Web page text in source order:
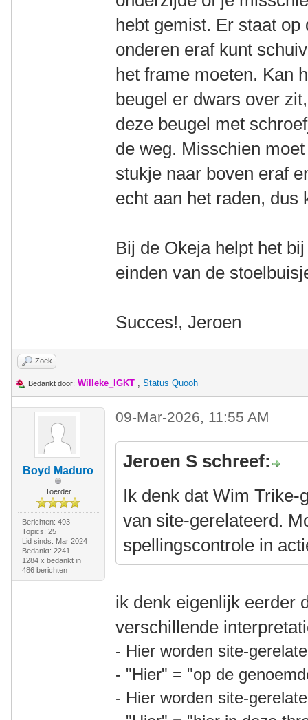
hebt gemist. Er staat
onderen eraf kunt
het frame moeten. Kan
beugel er dwars over
deze beugel met
de weg. Misschien
stukje naar boven eraf
echt aan het raden, dus
Bij de Okeja helpt het
einden van de
Succes!, Jeroen
Zoek
Bedankt door: Willeke_IGKT , Status Quooh
Boyd Maduro
Toerder
Berichten: 493
Topics: 25
Lid sinds: Mar 2024
Bedankt: 2241
1284 x bedankt in
486 berichten
09-Mar-2026, 11:55 AM
Jeroen S schreef:
Ik denk dat Wim Trike-
van site-gerelateerd.
spellingscontrole in
ik denk eigenlijk eerder
verschillende
- Hier worden site-
- "Hier" = "op de
- Hier worden site-